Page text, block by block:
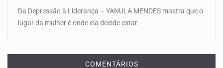
Da Depressão à Liderança – YANULA MENDES mostra que o
lugar da mulher é onde ela decide estar.
COMENTÁRIOS